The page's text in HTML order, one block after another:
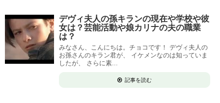
デヴィ夫人の孫キランの現在や学校や彼
女は？芸能活動や娘カリナの夫の職業
は？
みなさん、こんにちは。チョコです！ デヴィ夫人の
お孫さんのキラン君が、 イケメンなのは知っていま
したが、 さらに素...
記事を読む